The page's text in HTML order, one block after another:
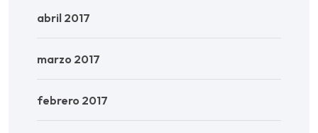
abril 2017
marzo 2017
febrero 2017